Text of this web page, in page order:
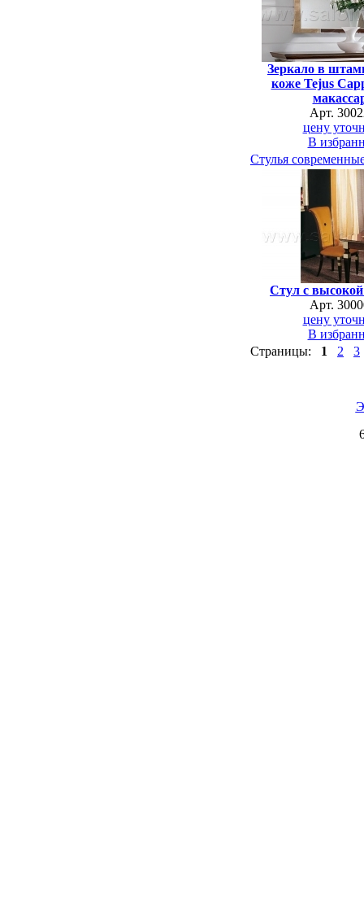
Зеркало в
коже Tejus
Арт.
цену
В
Стулья
Стул с
Арт.
цену
В
Страницы: 1 2 3